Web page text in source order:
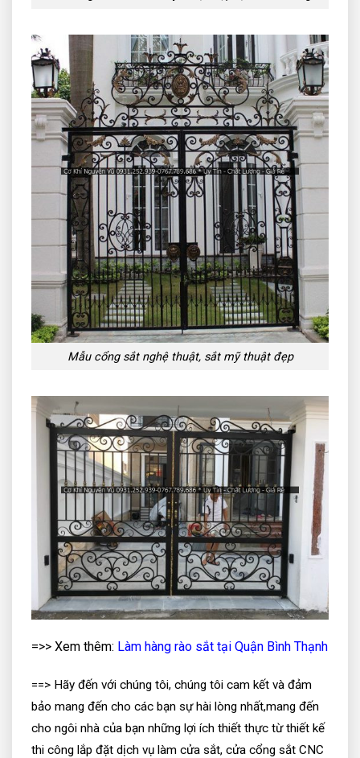
Mẫu cổng sắt nghệ thuật, sắt mỹ thuật đẹp
=>> Xem thêm: Làm hàng rào sắt tại Quận Bình Thạnh
==> Hãy đến với chúng tôi, chúng tôi cam kết và đảm
bảo mang đến cho các bạn sự hài lòng nhất,mang đến
cho ngôi nhà của bạn những lợi ích thiết thực từ thiết kế
thi công lắp đặt dịch vụ làm cửa sắt, cửa cổng sắt CNC